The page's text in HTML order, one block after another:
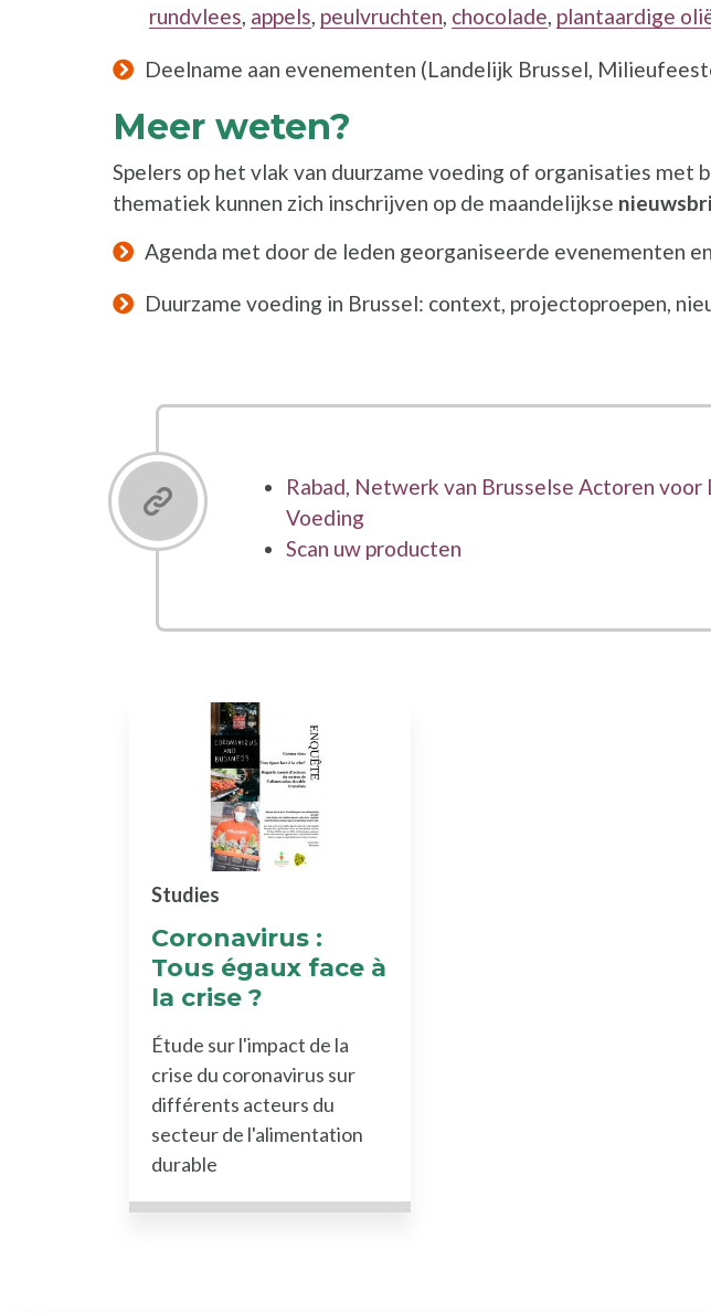
rundvlees, appels, peulvruchten, chocolade, plantaardige
Deelname aan evenementen (Landelijk Brussel,
Meer weten?
Spelers op het vlak van duurzame voeding of organisaties met
thematiek kunnen zich inschrijven op de maandelijkse
Agenda met door de leden georganiseerde evenementen
Duurzame voeding in Brussel: context, projectoproepen,
Rabad, Netwerk van Brusselse Actoren voor
Voeding
Scan uw producten
Coronavirus :
Tous égaux face à
la crise ?
Studies
Étude sur l'impact de la
crise du coronavirus sur
différents acteurs du
secteur de l'alimentation
durable